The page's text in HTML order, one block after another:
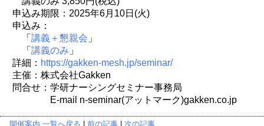
申込み期限：2025年6月10日(火)
申込み：
「 講義＋懇親会 」
「 講義のみ 」
詳細： https://gakken-mesh.jp/seminar/
主催：株式会社Gakken
問合せ：学研ナーシングセミナー事務局
E-mail n-seminar(アットマーク)gakken.co.jp
開催案内 一覧へ戻る 前の記事 次の記事